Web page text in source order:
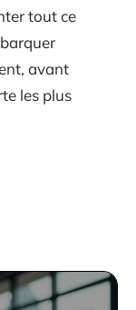
tout ce
avant
les plus